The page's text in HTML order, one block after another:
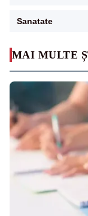
MAI MULTE
Sanatate